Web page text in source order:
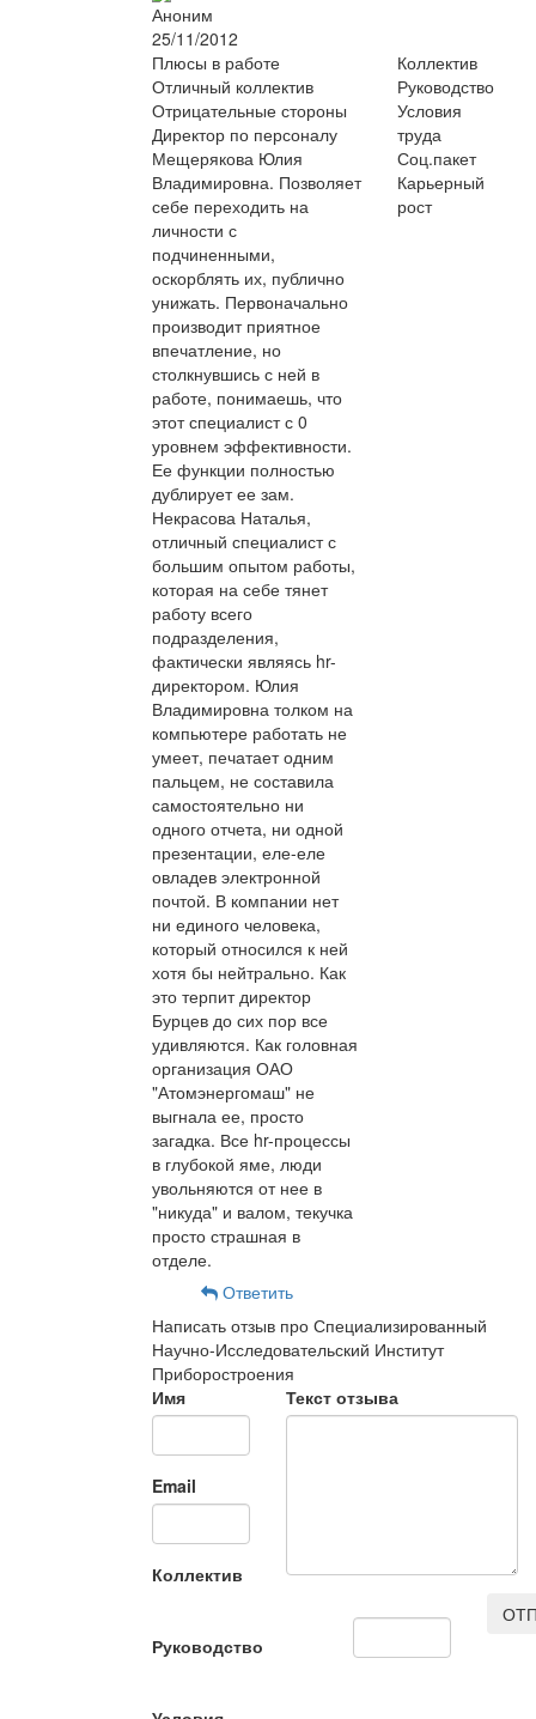
Аноним
25/11/2012
Плюсы в работе
Отличный коллектив
Отрицательные стороны
Директор по персоналу
Мещерякова Юлия
Владимировна. Позволяет
себе переходить на
личности с
подчиненными,
оскорблять их, публично
унижать. Первоначально
производит приятное
впечатление, но
столкнувшись с ней в
работе, понимаешь, что
этот специалист с 0
уровнем эффективности.
Ее функции полностью
дублирует ее зам.
Некрасова Наталья,
отличный специалист с
большим опытом работы,
которая на себе тянет
работу всего
подразделения,
фактически являясь hr-
директором. Юлия
Владимировна толком на
компьютере работать не
умеет, печатает одним
пальцем, не составила
самостоятельно ни
одного отчета, ни одной
презентации, еле-еле
овладев электронной
почтой. В компании нет
ни единого человека,
который относился к ней
хотя бы нейтрально. Как
это терпит директор
Бурцев до сих пор все
удивляются. Как головная
организация ОАО
"Атомэнергомаш" не
выгнала ее, просто
загадка. Все hr-процессы
в глубокой яме, люди
увольняются от нее в
"никуда" и валом, текучка
просто страшная в
отделе.
Коллектив
Руководство
Условия
труда
Соц.пакет
Карьерный
рост
Ответить
Написать отзыв про Специализированный
Научно-Исследовательский Институт
Приборостроения
Имя
Email
Коллектив
Руководство
Текст отзыва